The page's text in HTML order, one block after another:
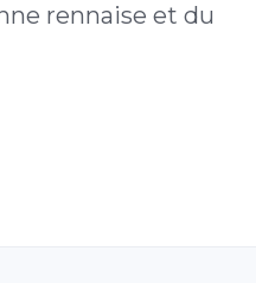
rennaise et du